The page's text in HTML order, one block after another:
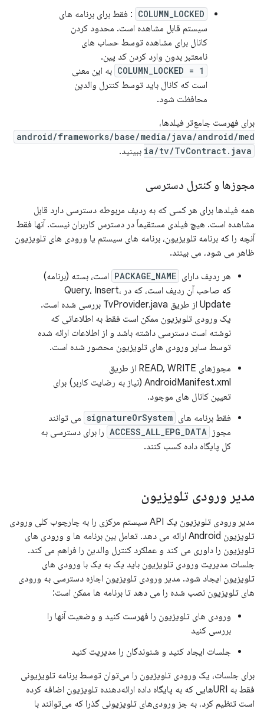
COLUMN_LOCKED : فقط برای برنامه های
سیستم قابل مشاهده است. محدود کردن
کانال برای مشاهده توسط حساب های
نامعتبر بدون وارد کردن کد پین.
COLUMN_LOCKED = 1 به این معنی
است که کانال باید توسط کنترل والدین
محافظت شود.
برای فهرست جامع‌تر فیلدها،
android/frameworks/base/media/java/android/med
ia/tv/TvContract.java ببینید.
مجوزها و کنترل دسترسی
همه فیلدها برای هر کسی که به ردیف مربوطه دسترسی دارد قابل
مشاهده است. هیچ فیلدی مستقیماً در دسترس کاربران نیست. آنها فقط
آنچه را که برنامه تلویزیون، برنامه های سیستم یا ورودی های تلویزیون
ظاهر می شود، می بینند.
هر ردیف دارای PACKAGE_NAME است، بسته (برنامه)
که صاحب آن ردیف است، که در Query، Insert،
Update از طریق TvProvider.java بررسی شده است.
یک ورودی تلویزیون ممکن است فقط به اطلاعاتی که
نوشته است دسترسی داشته باشد و از اطلاعات ارائه شده
توسط سایر ورودی های تلویزیون محصور شده است.
مجوزهای READ, WRITE از طریق
AndroidManifest.xml (نیاز به رضایت کاربر) برای
تعیین کانال های موجود.
فقط برنامه های signatureOrSystem می توانند
مجوز ACCESS_ALL_EPG_DATA را برای دسترسی به
کل پایگاه داده کسب کنند.
مدیر ورودی تلویزیون
مدیر ورودی تلویزیون یک API سیستم مرکزی را به چارچوب کلی ورودی
تلویزیون Android ارائه می دهد. تعامل بین برنامه ها و ورودی های
تلویزیون را داوری می کند و عملکرد کنترل والدین را فراهم می کند.
جلسات مدیریت ورودی تلویزیون باید یک به یک با ورودی های
تلویزیون ایجاد شود. مدیر ورودی تلویزیون اجازه دسترسی به ورودی
های تلویزیون نصب شده را می دهد تا برنامه ها ممکن است:
ورودی های تلویزیون را فهرست کنید و وضعیت آنها را
بررسی کنید
جلسات ایجاد کنید و شنوندگان را مدیریت کنید
برای جلسات، یک ورودی تلویزیون را می‌توان توسط برنامه تلویزیونی
فقط به URIهایی که به پایگاه داده ارائه‌دهنده تلویزیون اضافه کرده
است تنظیم کرد، به جز ورودی‌های تلویزیونی گذرا که می‌توانند با